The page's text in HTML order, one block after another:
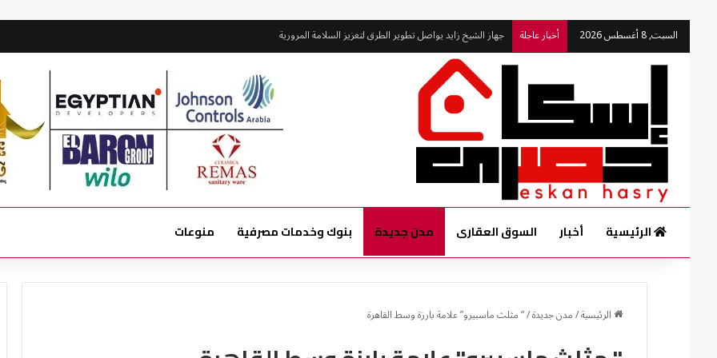
السبت, 8 أغسطس 2026 أخبار عاجلة
جهود متواصلة للحفاظ على مستوى النظافة بحدائق أكتوبر
الرئيسية أخبار السوق العقارى مدن جديدة بنوك وخدمات مصرفية منوعات
الرئيسية/مدن جديدة/” مثلث ماسبيرو” علامة بارزة وسط القاهرة